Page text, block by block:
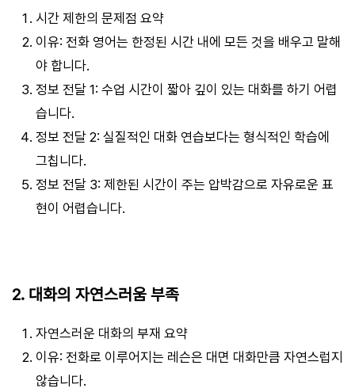
시간 제한의 문제점 요약
이유: 전화 영어는 한정된 시간 내에 모든 것을 배우고 말해
야 합니다.
정보 전달 1: 수업 시간이 짧아 깊이 있는 대화를 하기 어렵
습니다.
정보 전달 2: 실질적인 대화 연습보다는 형식적인 학습에
그칩니다.
정보 전달 3: 제한된 시간이 주는 압박감으로 자유로운 표
현이 어렵습니다.
2. 대화의 자연스러움 부족
자연스러운 대화의 부재 요약
이유: 전화로 이루어지는 레슨은 대면 대화만큼 자연스럽지
않습니다.